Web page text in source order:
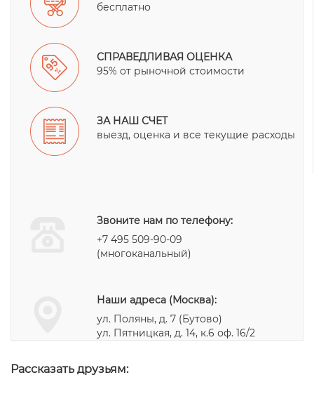
бесплатно
СПРАВЕДЛИВАЯ ОЦЕНКА
95% от рыночной стоимости
ЗА НАШ СЧЕТ
выезд, оценка и все текущие расходы
Звоните нам по телефону:
+7 495 509-90-09
(многоканальный)
Наши адреса (Москва):
ул. Поляны, д. 7 (Бутово)
ул. Пятницкая, д. 14, к.6 оф. 16/2
Рассказать друзьям: